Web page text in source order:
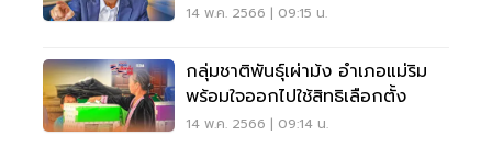
14 พ.ค. 2566 | 09:15 น.
กลุ่มชาติพันธุ์เผ่าม้ง อำเภอแม่ริม
พร้อมใจออกไปใช้สิทธิเลือกตั้ง
14 พ.ค. 2566 | 09:14 น.